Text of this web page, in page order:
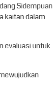
Sidempuan
kaitan dalam
evaluasi untuk